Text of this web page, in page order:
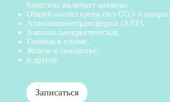
Комплекс включает анализы:
Общий анализ крови (без СОЭ и
Аланинаминотрансфераза (АЛТ),
Амилаза панкреатическая,
Глюкоза в плазме,
Железо в сыворотке,
и другие
Записаться